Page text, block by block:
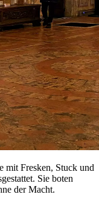
mit Fresken, Stuck und
Sie boten
der Macht.